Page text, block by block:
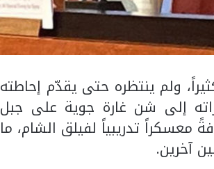
ولم ينتظره حتى يقدّم إحاطته
إلى شن غارة جوية على جبل
الفائت ( 26 – 10 – 2020 ) مستهدفةً معسكراً تدريبياً لفيلق الشام، ما
آخرين.